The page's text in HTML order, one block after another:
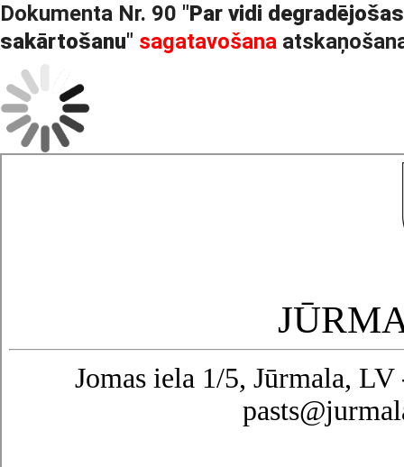
Dokumenta Nr. 90 "Par vidi
sakārtošanu" sagatavošana